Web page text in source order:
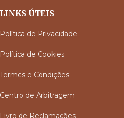
LINKS ÚTEIS
Política de Privacidade
Política de Cookies
Termos e Condições
Centro de Arbitragem
Livro de Reclamações